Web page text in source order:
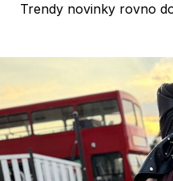
Trendy novinky rovno